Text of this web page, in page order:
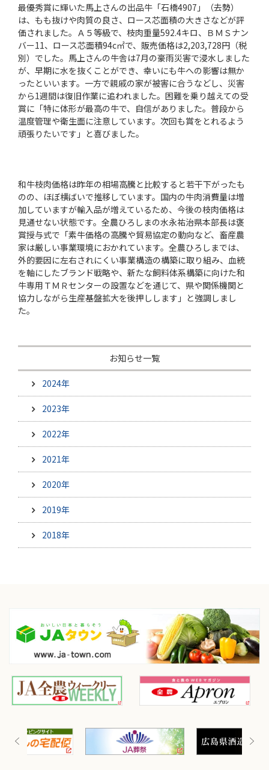
最優秀賞に輝いた馬上さんの出品牛「石橋4907」（去勢）
は、もも抜けや肉質の良さ、ロース芯面積の大きさなどが評
価されました。Ａ５等級で、枝肉重量592.4キロ、ＢＭＳナン
バー11、ロース芯面積94c㎡で、販売価格は2,203,728円（税
別）でした。馬上さんの牛舎は7月の豪雨災害で浸水しました
が、早期に水を抜くことができ、幸いにも牛への影響は無か
ったといいます。一方で親戚の家が被害に合うなどし、災害
から1週間は復旧作業に追われました。困難を乗り越えての受
賞に「特に体形が最高の牛で、自信がありました。普段から
温度管理や衛生面に注意しています。次回も賞をとれるよう
頑張りたいです」と喜びました。
和牛枝肉価格は昨年の相場高騰と比較すると若干下がったも
のの、ほぼ横ばいで推移しています。国内の牛肉消費量は増
加していますが輸入品が増えているため、今後の枝肉価格は
見通せない状態です。全農ひろしまの水永祐治県本部長は褒
賞授与式で「素牛価格の高騰や貿易協定の動向など、畜産農
家は厳しい事業環境におかれています。全農ひろしまでは、
外的要因に左右されにくい事業構造の構築に取り組み、血統
を軸にしたブランド戦略や、新たな飼料体系構築に向けた和
牛専用ＴＭＲセンターの設置などを通じて、県や関係機関と
協力しながら生産基盤拡大を後押しします」と強調しまし
た。
お知らせ一覧
2024年
2023年
2022年
2021年
2020年
2019年
2018年